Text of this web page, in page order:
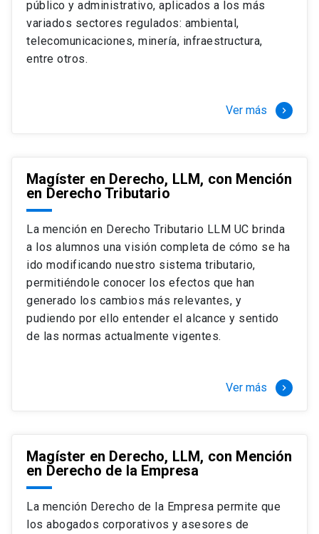
Si optas por la modalidad Full Time:
El LLM UC Full Time es una versión del programa
destinado principalmente a extranjeros, que permite
necesidades y expectativas profesionales, eligiendo
completamente al programa o compatibilizarás un
estudio intenso y exigente, con una muy baja carga
laboral, de marzo a noviembre, para dedicarte
completamente a la actividad de graduación de
diciembre a marzo.
2 cursos mínimos (10 créditos) Primer
semestre
+ 5 cursos a elección (50 créditos) Primer
semestre
+ 4 cursos a elección (40 créditos)
tres meses a tiempo completo (20
Juan Ignacio Piña Rochefort
Director Magíster en Derecho, LLM UC
público y administrativo, aplicados a los más
variados sectores regulados: ambiental,
telecomunicaciones, minería, infraestructura,
entre otros.
Ver más keyboard_arrow_right
Magíster en Derecho, LLM, con Mención
en Derecho Tributario
La mención en Derecho Tributario LLM UC brinda
a los alumnos una visión completa de cómo se ha
ido modificando nuestro sistema tributario,
permitiéndole conocer los efectos que han
generado los cambios más relevantes, y
pudiendo por ello entender el alcance y sentido
de las normas actualmente vigentes.
Ver más keyboard_arrow_right
Magíster en Derecho, LLM, con Mención
en Derecho de la Empresa
La mención Derecho de la Empresa permite que
los abogados corporativos y asesores de